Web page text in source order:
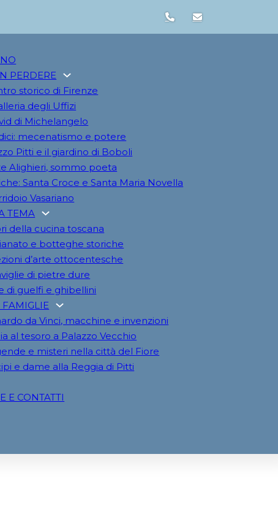
PERDERE
storico di Firenze
degli Uffizi
di Michelangelo
mecenatismo e potere
Pitti e il giardino di Boboli
Alighieri, sommo poeta
Santa Croce e Santa Maria Novella
Vasariano
TEMA
della cucina toscana
e botteghe storiche
d’arte ottocentesche
di pietre dure
di guelfi e ghibellini
FAMIGLIE
da Vinci, macchine e invenzioni
al tesoro a Palazzo Vecchio
e misteri nella città del Fiore
e dame alla Reggia di Pitti
E CONTATTI